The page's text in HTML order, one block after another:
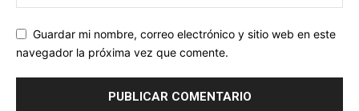
Guardar mi nombre, correo electrónico y sitio web en este
navegador la próxima vez que comente.